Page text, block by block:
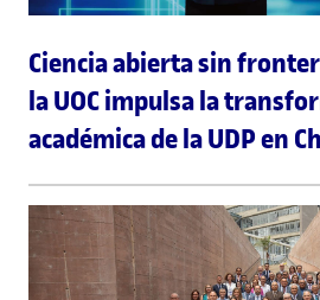
Ciencia abierta sin
la UOC impulsa la
académica de la UDP en